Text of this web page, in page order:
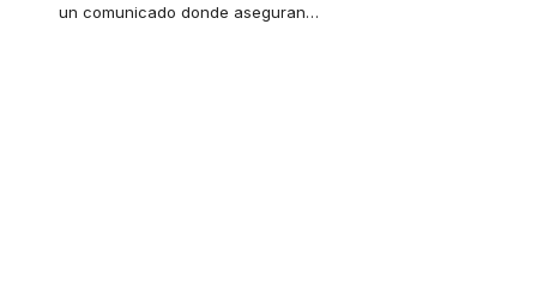
un comunicado donde aseguran…